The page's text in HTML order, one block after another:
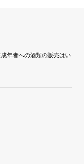
年者への酒類の販売はい